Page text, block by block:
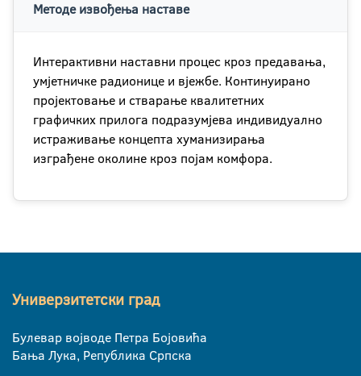
Методе извођења наставе
Интерактивни наставни процес кроз предавања,
умјетничке радионице и вјежбе. Континуирано
пројектовање и стварање квалитетних
графичких прилога подразумјева индивидуално
истраживање концепта хуманизирања
изграђене околине кроз појам комфора.
Универзитетски град
Булевар војводе Петра Бојовића
Бања Лука, Република Српска